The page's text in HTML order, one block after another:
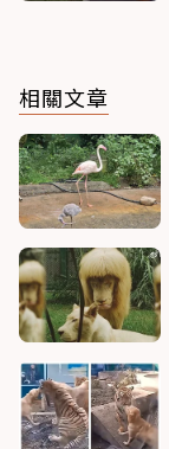
相關文章